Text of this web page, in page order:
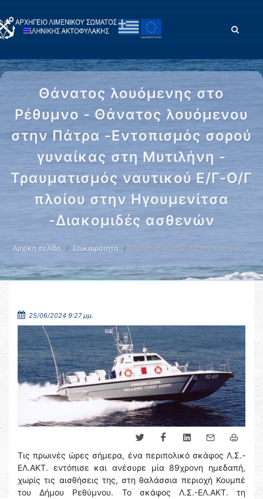
Θάνατος λουόμενης στο
Ρέθυμνο - Θάνατος λουόμενου
στην Πάτρα -Εντοπισμός σορού
γυναίκας στη Μυτιλήνη -
Τραυματισμός ναυτικού Ε/Γ-Ο/Γ
πλοίου στην Ηγουμενίτσα
-Διακομιδές ασθενών
Αρχική σελίδα Επικαιρότητα Θάνατος λουόμενης στο Ρέθυμνο …
25/06/2024 9:27 μμ.
Τις πρωινές ώρες σήμερα, ένα περιπολικό σκάφος Λ.Σ.-
ΕΛ.ΑΚΤ. εντόπισε και ανέσυρε μία 89χρονη ημεδαπή,
χωρίς τις αισθήσεις της, στη θαλάσσια περιοχή Κουμπέ
του Δήμου Ρεθύμνου. Το σκάφος Λ.Σ.-ΕΛ.ΑΚΤ. τη